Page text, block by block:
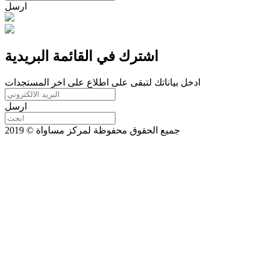
ارسل
اشترك في القائمة البريدية
ادخل بياناتك لتبقى على اطلاع على اخر المستجدات
ارسل
جميع الحقوق محفوظة لمركز مساواة © 2019